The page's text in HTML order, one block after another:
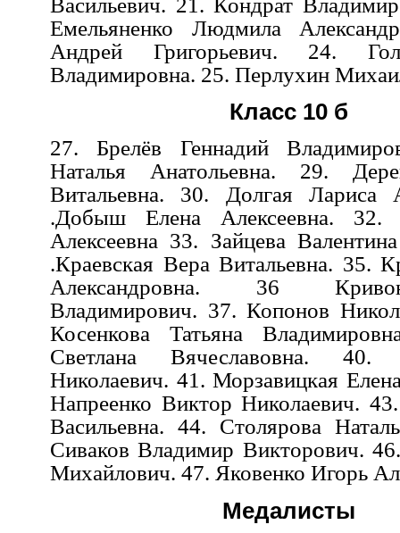
Емельяненко Людмила
Андрей Григорьевич. 24.
Владимировна. 25. Перлухин
Класс 10 б
27. Брелёв Геннадий
Наталья Анатольевна. 29.
Витальевна. 30. Долгая Лариса
.Добыш Елена Алексеевна. 32.
Алексеевна 33. Зайцева
.Краевская Вера Витальевна. 35.
Александровна. 36
Владимирович. 37. Копонов
Косенкова Татьяна
Светлана Вячеславовна.
Николаевич. 41. Морзавицкая
Напреенко Виктор Николаевич.
Васильевна. 44. Столярова
Сиваков Владимир Викторович.
Михайлович. 47. Яковенко Игорь
Медалисты